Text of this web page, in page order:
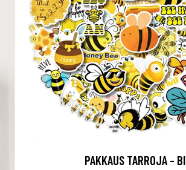
PAKKAUS TARROJA - BI